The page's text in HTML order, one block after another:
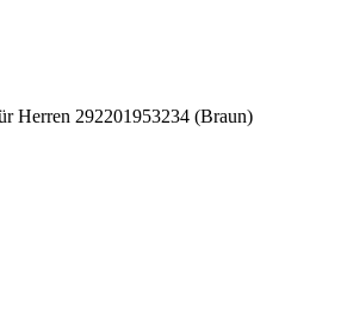
Herren 292201953234 (Braun)